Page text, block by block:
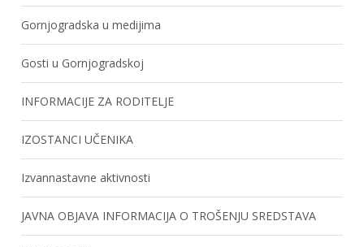
Gornjogradska u medijima
Gosti u Gornjogradskoj
INFORMACIJE ZA RODITELJE
IZOSTANCI UČENIKA
Izvannastavne aktivnosti
JAVNA OBJAVA INFORMACIJA O TROŠENJU SREDSTAVA